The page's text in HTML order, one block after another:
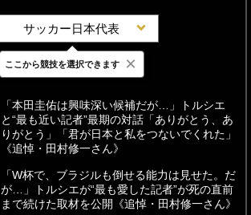
サッカー日本代表
最新 24時間 週間
「本田圭佑は興味深い候補だが…」トルシエ
と“最も近い記者”最期の対話「ありがとう、あ
りがとう」「君が日本と私をつないでくれた」
《追悼・田村修一さん》
「W杯で、ブラジルも倒せる能力は見せた。だ
が…」トルシエが“最も愛した記者”が死の直前
まで続けた取材を公開《追悼・田村修一さん》
ここから競技を選択できます ×